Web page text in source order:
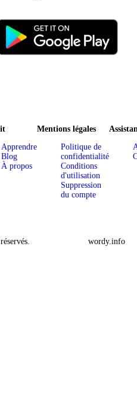
Apprendre
Blog
À propos
Mentions légales
Politique de
confidentialité
Conditions
d'utilisation
Suppression
du compte
wordy.info